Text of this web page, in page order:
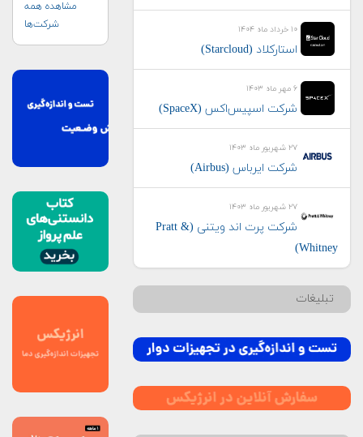
۱۰ خرداد ماه ۱۴۰۴
استارکلاد (Starcloud)
۶ مهر ماه ۱۴۰۳
شرکت اسپیس‌اکس (SpaceX)
۲۷ شهریور ماه ۱۴۰۳
شرکت ایرباس (Airbus)
۲۷ شهریور ماه ۱۴۰۳
شرکت پرت اند ویتنی (Pratt &
Whitney)
تبلیغات
مشاهده همه
شرکت‌ها